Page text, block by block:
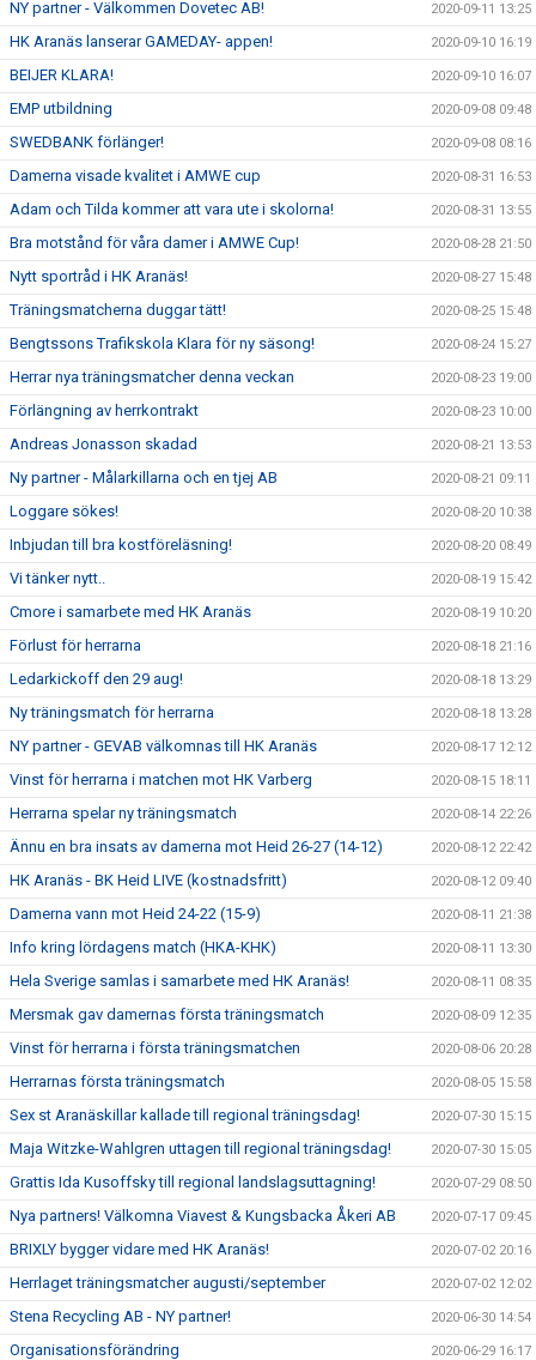
NY partner - Välkommen Dovetec AB! 2020-09-11 13:25
HK Aranäs lanserar GAMEDAY- appen! 2020-09-10 16:19
BEIJER KLARA! 2020-09-10 16:07
EMP utbildning 2020-09-08 09:48
SWEDBANK förlänger! 2020-09-08 08:16
Damerna visade kvalitet i AMWE cup 2020-08-31 16:53
Adam och Tilda kommer att vara ute i skolorna! 2020-08-31 13:55
Bra motstånd för våra damer i AMWE Cup! 2020-08-28 21:50
Nytt sportråd i HK Aranäs! 2020-08-27 15:48
Träningsmatcherna duggar tätt! 2020-08-25 15:48
Bengtssons Trafikskola Klara för ny säsong! 2020-08-24 15:27
Herrar nya träningsmatcher denna veckan 2020-08-23 19:00
Förlängning av herrkontrakt 2020-08-23 10:00
Andreas Jonasson skadad 2020-08-21 13:53
Ny partner - Målarkillarna och en tjej AB 2020-08-21 09:11
Loggare sökes! 2020-08-20 10:38
Inbjudan till bra kostföreläsning! 2020-08-20 08:49
Vi tänker nytt.. 2020-08-19 15:42
Cmore i samarbete med HK Aranäs 2020-08-19 10:20
Förlust för herrarna 2020-08-18 21:16
Ledarkickoff den 29 aug! 2020-08-18 13:29
Ny träningsmatch för herrarna 2020-08-18 13:28
NY partner - GEVAB välkomnas till HK Aranäs 2020-08-17 12:12
Vinst för herrarna i matchen mot HK Varberg 2020-08-15 18:11
Herrarna spelar ny träningsmatch 2020-08-14 22:26
Ännu en bra insats av damerna mot Heid 26-27 (14-12) 2020-08-12 22:42
HK Aranäs - BK Heid LIVE (kostnadsfritt) 2020-08-12 09:40
Damerna vann mot Heid 24-22 (15-9) 2020-08-11 21:38
Info kring lördagens match (HKA-KHK) 2020-08-11 13:30
Hela Sverige samlas i samarbete med HK Aranäs! 2020-08-11 08:35
Mersmak gav damernas första träningsmatch 2020-08-09 12:35
Vinst för herrarna i första träningsmatchen 2020-08-06 20:28
Herrarnas första träningsmatch 2020-08-05 15:58
Sex st Aranäskillar kallade till regional träningsdag! 2020-07-30 15:15
Maja Witzke-Wahlgren uttagen till regional träningsdag! 2020-07-30 15:05
Grattis Ida Kusoffsky till regional landslagsuttagning! 2020-07-29 08:50
Nya partners! Välkomna Viavest & Kungsbacka Åkeri AB 2020-07-17 09:45
BRIXLY bygger vidare med HK Aranäs! 2020-07-02 20:16
Herrlaget träningsmatcher augusti/september 2020-07-02 12:02
Stena Recycling AB - NY partner! 2020-06-30 14:54
Organisationsförändring 2020-06-29 16:17